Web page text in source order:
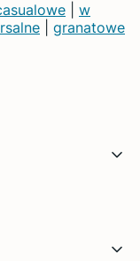
w
granatowe